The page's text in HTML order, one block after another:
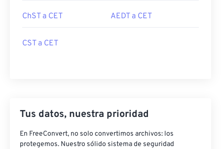
ChST a CET AEDT a CET
CST a CET
Tus datos, nuestra prioridad
En FreeConvert, no solo convertimos archivos: los
protegemos. Nuestro sólido sistema de seguridad